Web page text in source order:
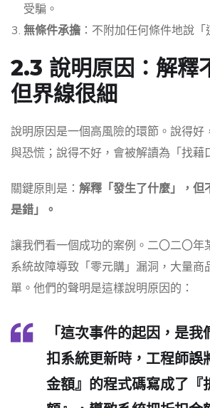
受騙。
無條件承擔 ：不附加任何條件地說
2.3 說明原因：解釋
但界線很細
說明原因是一個高風險的環節。說得好
與恐慌；說得不好，會被解讀為「找藉
關鍵原則是： 解釋「發生了什麼」，但
是錯」。
讓我們看一個成功的案例。二〇二〇年
系統故障導致「零元購」漏洞，大量商
單。他們的聲明是這樣說明原因的：
「這次事件的起因，是我
扣系統更新時，工程師誤
金額』的程式碼寫成了『